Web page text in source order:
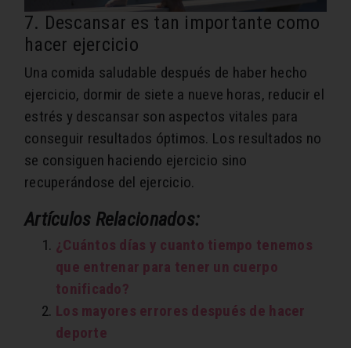
7. Descansar es tan importante como
hacer ejercicio
Una comida saludable después de haber hecho
ejercicio, dormir de siete a nueve horas, reducir el
estrés y descansar son aspectos vitales para
conseguir resultados óptimos. Los resultados no
se consiguen haciendo ejercicio sino
recuperándose del ejercicio.
Artículos Relacionados:
¿Cuántos días y cuanto tiempo tenemos
que entrenar para tener un cuerpo
tonificado?
Los mayores errores después de hacer
deporte